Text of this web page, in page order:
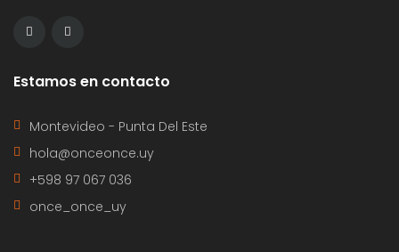
Estamos en contacto
Montevideo - Punta Del Este
hola@onceonce.uy
+598 97 067 036
once_once_uy